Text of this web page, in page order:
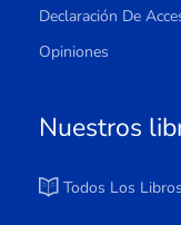
Declaración De
Opiniones
Nuestros
Todos Los Libros